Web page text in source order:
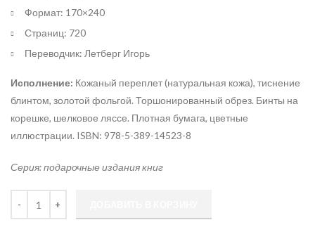
Формат: 170×240
Страниц: 720
Переводчик: Летберг Игорь
Исполнение: Кожаный переплет (натуральная кожа), тиснение
блинтом, золотой фольгой. Торшонированный обрез. Бинты на
корешке, шелковое ляссе. Плотная бумага, цветные
иллюстрации. ISBN: 978-5-389-14523-8
Серия: подарочные издания книг